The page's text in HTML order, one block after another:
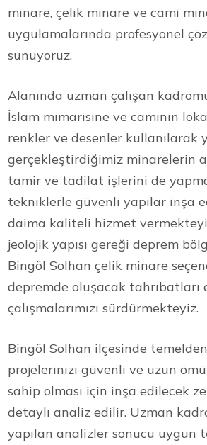
minare, çelik minare ve cami
uygulamalarında profesyonel
sunuyoruz.
Alanında uzman çalışan
İslam mimarisine ve caminin
renkler ve desenler kullanılarak
gerçekleştirdiğimiz minarelerin
tamir ve tadilat işlerini de
tekniklerle güvenli yapılar inşa
daima kaliteli hizmet
jeolojik yapısı gereği deprem
Bingöl Solhan çelik minare
depremde oluşacak tahribatları
çalışmalarımızı sürdürmekteyiz.
Bingöl Solhan ilçesinde
projelerinizi güvenli ve uzun
sahip olması için inşa edilecek
detaylı analiz edilir. Uzman
yapılan analizler sonucu uygun